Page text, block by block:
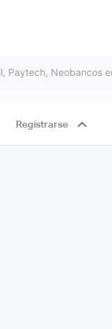
Registrarse